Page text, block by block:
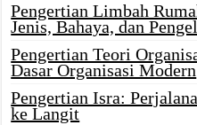
Pengertian Limbah
Jenis, Bahaya, dan
Pengertian Teori
Dasar Organisasi Modern
Pengertian Isra:
ke Langit